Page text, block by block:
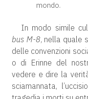
mondo.
In modo simile
bus M-8, nella quale
delle convenzioni
o di Erinne del
vedere e dire la
sciamannata,